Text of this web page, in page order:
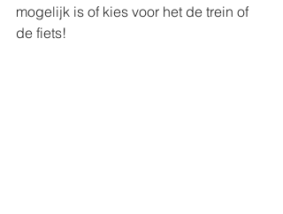
mogelijk is of kies voor het de trein of
de fiets!